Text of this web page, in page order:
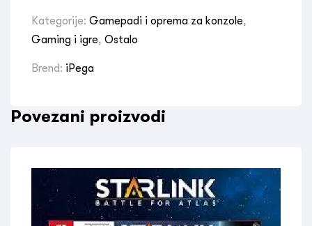
Kategorije: Gamepadi i oprema za konzole,
Gaming i igre, Ostalo
Brend: iPega
Povezani proizvodi